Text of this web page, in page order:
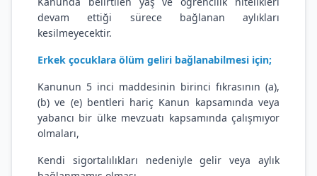
devam ettiği sürece bağlanan aylıkları
kesilmeyecektir.
Erkek çocuklara ölüm geliri bağlanabilmesi için;
Kanunun 5 inci maddesinin birinci fıkrasının (a),
(b) ve (e) bentleri hariç Kanun kapsamında veya
yabancı bir ülke mevzuatı kapsamında çalışmıyor
olmaları,
Kendi sigortalılıkları nedeniyle gelir veya aylık